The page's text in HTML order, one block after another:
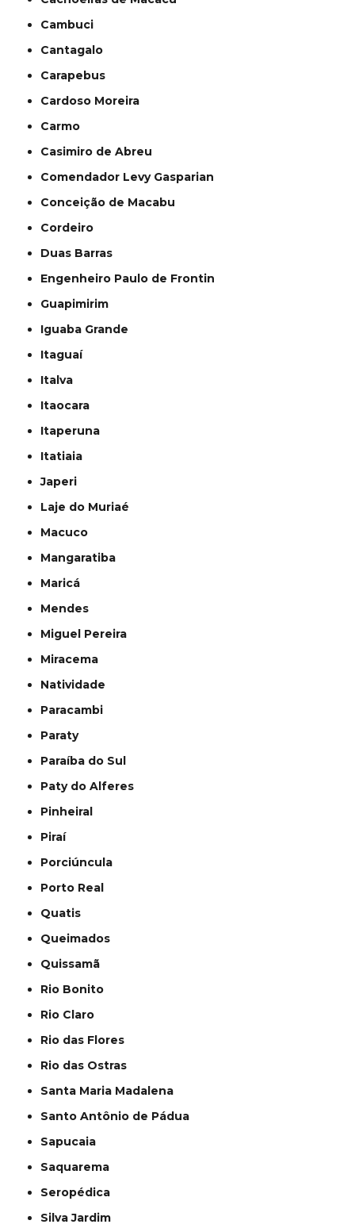
Cambuci
Cantagalo
Carapebus
Cardoso Moreira
Carmo
Casimiro de Abreu
Comendador Levy Gasparian
Conceição de Macabu
Cordeiro
Duas Barras
Engenheiro Paulo de Frontin
Guapimirim
Iguaba Grande
Itaguaí
Italva
Itaocara
Itaperuna
Itatiaia
Japeri
Laje do Muriaé
Macuco
Mangaratiba
Maricá
Mendes
Miguel Pereira
Miracema
Natividade
Paracambi
Paraty
Paraíba do Sul
Paty do Alferes
Pinheiral
Piraí
Porciúncula
Porto Real
Quatis
Queimados
Quissamã
Rio Bonito
Rio Claro
Rio das Flores
Rio das Ostras
Santa Maria Madalena
Santo Antônio de Pádua
Sapucaia
Saquarema
Seropédica
Silva Jardim